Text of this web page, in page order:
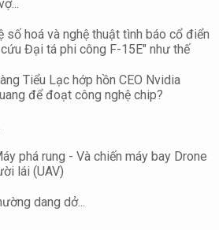
số hoá và nghệ thuật tình báo cổ điển
Đại tá phi công F-15E" như thế
Tiểu Lạc hớp hồn CEO Nvidia
để đoạt công nghệ chip?
phá rung - Và chiến máy bay Drone
lái (UAV)
dang dở...